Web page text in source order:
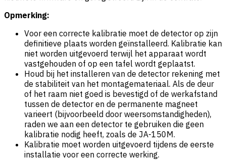
Opmerking:
Voor een correcte kalibratie moet de detector op zijn
definitieve plaats worden geïnstalleerd. Kalibratie kan
niet worden uitgevoerd terwijl het apparaat wordt
vastgehouden of op een tafel wordt geplaatst.
Houd bij het installeren van de detector rekening met
de stabiliteit van het montagemateriaal. Als de deur
of het raam niet goed is bevestigd of de werkafstand
tussen de detector en de permanente magneet
varieert (bijvoorbeeld door weersomstandigheden),
raden we aan een detector te gebruiken die geen
kalibratie nodig heeft, zoals de JA-150M.
Kalibratie moet worden uitgevoerd tijdens de eerste
installatie voor een correcte werking.